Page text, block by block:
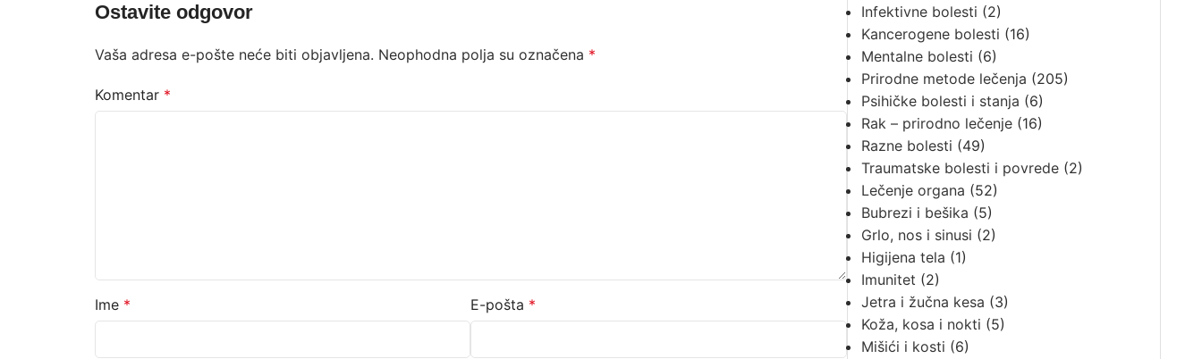
Infektivne bolesti (2)
Kancerogene bolesti (16)
Mentalne bolesti (6)
Prirodne metode lečenja (205)
Psihičke bolesti i stanja (6)
Rak – prirodno lečenje(16)
Razne bolesti (49)
Traumatske bolesti i povrede(2)
Lečenje organa (52)
Bubrezi i bešika (5)
Grlo, nos i sinusi (2)
Higijena tela (1)
Imunitet (2)
Jetra i žučna kesa (3)
Koža, kosa i nokti (5)
Mišići i kosti (6)
Ostavite odgovor
Vaša adresa e-pošte neće biti objavljena. Neophodna polja su označena *
Komentar *
Ime * E-pošta *